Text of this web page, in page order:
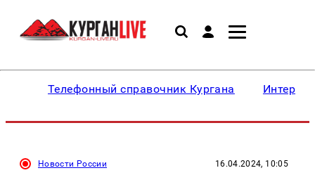
Телефонный справочник Кургана
Новости России 16.04.2024, 10:05